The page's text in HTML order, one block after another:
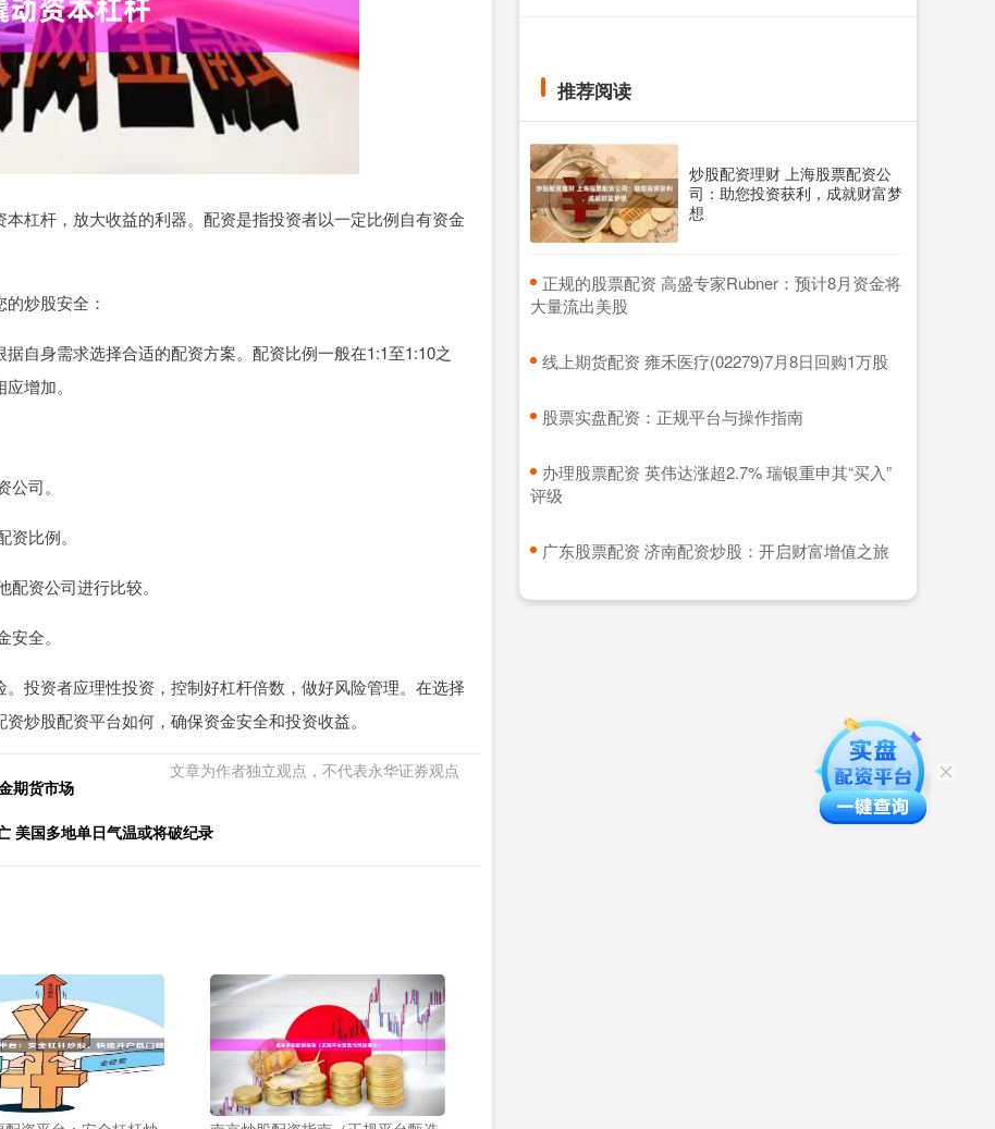
杠杆，放大收益的利器。配资是指投资者以一定比例自有资金
炒股安全：
自身需求选择合适的配资方案。配资比例一般在1:1至1:10之
增加。
司。
比例。
资公司进行比较。
全。
投资者应理性投资，控制好杠杆倍数，做好风险管理。在选择
炒股配资平台如何，确保资金安全和投资收益。
文章为作者独立观点，不代表永华证券观点
期货市场
美国多地单日气温或将破纪录
推荐阅读
炒股配资理财 上海股票配资公
司：助您投资获利，成就财富梦
想
​正规的股票配资 高盛专家Rubner：预计8月资金将
大量流出美股
​线上期货配资 雍禾医疗(02279)7月8日回购1万股
​股票实盘配资：正规平台与操作指南
​办理股票配资 英伟达涨超2.7% 瑞银重申其“买入”
评级
​广东股票配资 济南配资炒股：开启财富增值之旅